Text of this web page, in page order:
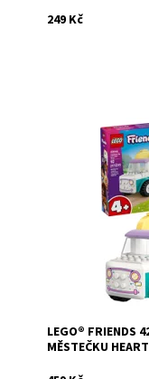
249 Kč
Paisley obsluhuje
Pomůžete jí
Dostupnost:
LEGO® FRIENDS
MĚSTEČKU